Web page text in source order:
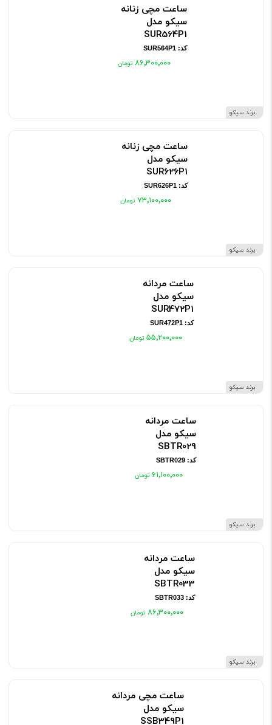
برند سیکو
ساعت مچی زنانه
سیکو مدل
SUR564P1
کد: SUR564P1
۸۶٬۳۰۰٬۰۰۰
برند سیکو
ساعت مچی زنانه
سیکو مدل
SUR626P1
کد: SUR626P1
۷۳٬۱۰۰٬۰۰۰
برند سیکو
ساعت مردانه
سیکو مدل
SUR472P1
کد: SUR472P1
۵۵٬۲۰۰٬۰۰۰
برند سیکو
ساعت مردانه
سیکو مدل
SBTR029
کد: SBTR029
۶۱٬۱۰۰٬۰۰۰
برند سیکو
ساعت مردانه
سیکو مدل
SBTR033
کد: SBTR033
۸۶٬۳۰۰٬۰۰۰
ساعت مچی مردانه
سیکو مدل
SSB349P1